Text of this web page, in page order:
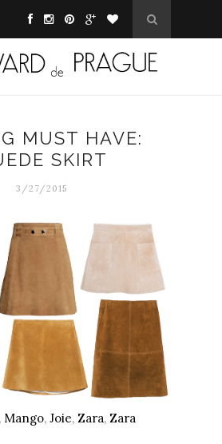
MUST HAVE:
SKIRT
3/27/2015
Mango, Joie, Zara, Zara